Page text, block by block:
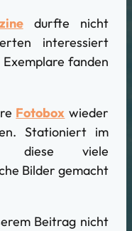
durfte nicht
interessiert
fanden
Fotobox wieder
Stationiert im
diese viele
Bilder gemacht
Beitrag nicht